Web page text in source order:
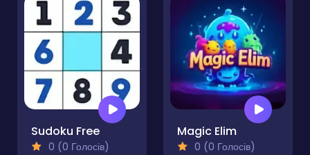
Sudoku Free
0 (0 Голосів)
Magic Elim
0 (0 Голосів)